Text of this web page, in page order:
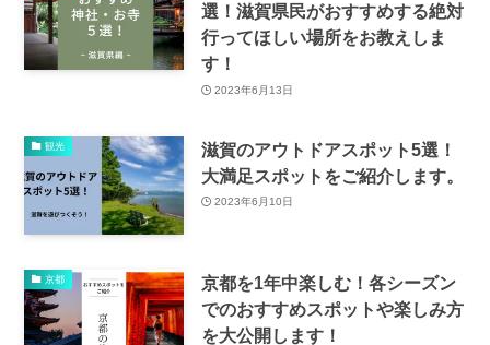
選！滋賀県民がおすすめする絶対
行ってほしい場所をお教えしま
す！
2023年6月13日
観光
滋賀のアウトドアスポット5選！
大満足スポットをご紹介します。
2023年6月10日
京都
京都を1年中楽しむ！各シーズン
でのおすすめスポットや楽しみ方
を大公開します！